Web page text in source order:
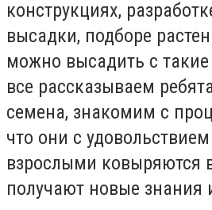
конструкциях,
высадки, подборе
можно высадить с
все рассказываем
семена, знакомим с
что они с
взрослыми ковыряются
получают новые знания